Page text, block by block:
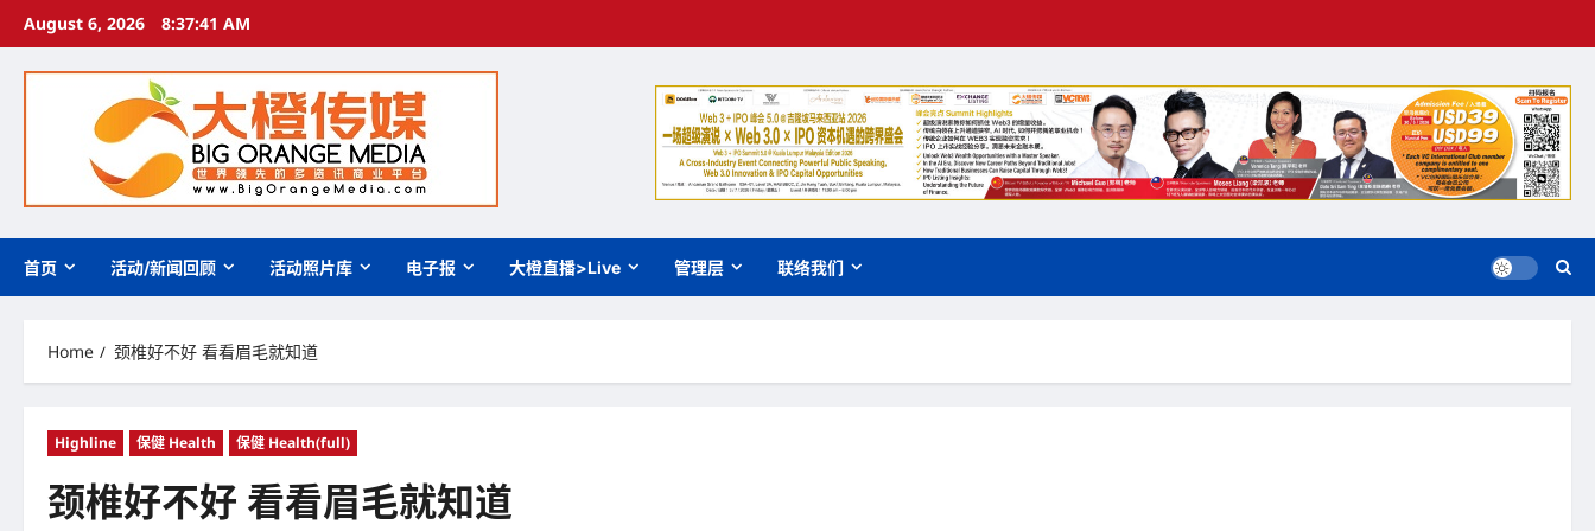
Skip
content
August 6, 2026 8:37:42 AM
首页 活动/新闻回顾 活动照片库 电子报 大橙直播>Live 管理层 联络我们
Home 颈椎好不好 看看眉毛就知道
Highline 保健 Health 保健 Health(full)
颈椎好不好 看看眉毛就知道